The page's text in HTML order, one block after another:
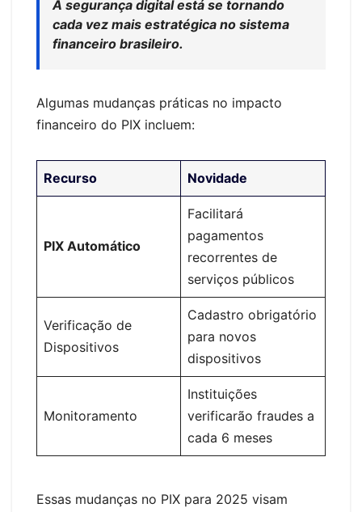
A segurança digital está se tornando
cada vez mais estratégica no sistema
financeiro brasileiro.
Algumas mudanças práticas no impacto
financeiro do PIX incluem:
Recurso Novidade
PIX Automático
Facilitará
pagamentos
recorrentes de
serviços públicos
Verificação de
Dispositivos
Cadastro obrigatório
para novos
dispositivos
Monitoramento
Instituições
verificarão fraudes a
cada 6 meses
Essas mudanças no PIX para 2025 visam